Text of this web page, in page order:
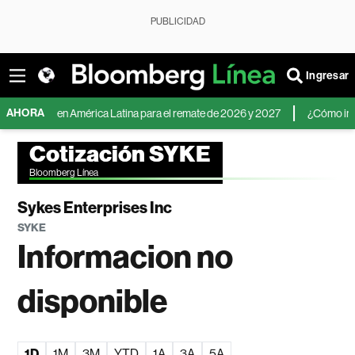
PUBLICIDAD
Ingresar
AHORA
en América Latina para el remate de 2026 y 2027 ¿Cómo invertir
Cotización SYKE
Bloomberg Línea
Sykes Enterprises Inc
SYKE
Informacion no
disponible